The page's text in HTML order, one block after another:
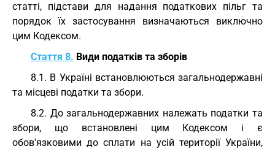
статті, підстави для надання податкових пільг та
порядок їх застосування визначаються виключно
цим Кодексом.
Стаття 8. Види податків та зборів
8.1. В Україні встановлюються загальнодержавні
та місцеві податки та збори.
8.2. До загальнодержавних належать податки та
збори, що встановлені цим Кодексом і є
обов'язковими до сплати на усій території України,